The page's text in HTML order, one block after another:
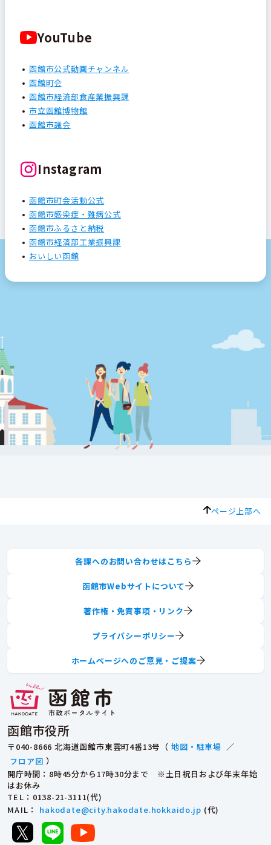
YouTube
函館市公式動画チャンネル
函館町会
函館市経済部食産業振興課
市立函館博物館
函館市議会
Instagram
函館市町会活動公式
函館市感染症・難病公式
函館市ふるさと納税
函館市経済部工業振興課
おいしい函館
ページ上部へ
函館市役所
〒040-8666 北海道函館市東雲町4番13号（ 地図・駐車場 ／
フロア図 ）
開庁時間：8時45分から17時30分まで ※土日祝日および年末年始
はお休み
TEL ：0138-21-3111(代)
MAIL ： hakodate@city.hakodate.hokkaido.jp (代)
各課へのお問い合わせはこちら
函館市Webサイトについて
著作権・免責事項・リンク
プライバシーポリシー
ホームページへのご意見・ご提案